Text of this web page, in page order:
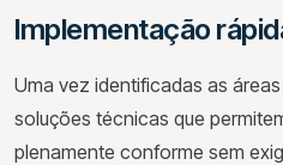
Implementação
Uma vez identificadas as
soluções técnicas que
plenamente conforme sem